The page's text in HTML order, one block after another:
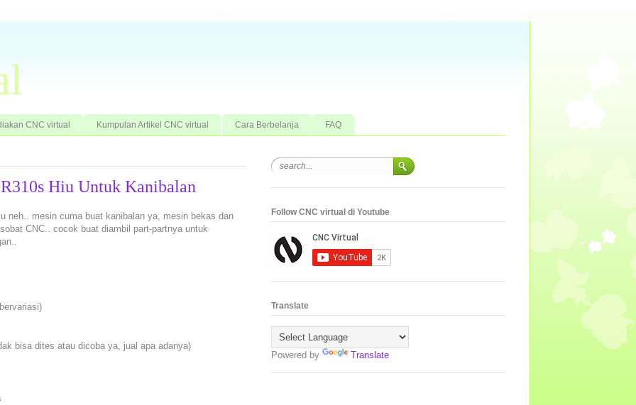
CNC virtual Kumpulan Artikel CNC virtual Cara Berbelanja FAQ
Hiu Untuk Kanibalan
neh.. mesin cuma buat kanibalan ya, mesin bekas dan
CNC.. cocok buat diambil part-partnya untuk
bisa dites atau dicoba ya, jual apa adanya)
Follow CNC virtual di Youtube
Translate
Powered by Translate